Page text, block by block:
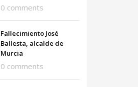
0 comments
Fallecimiento José
Ballesta, alcalde de
Murcia
0 comments